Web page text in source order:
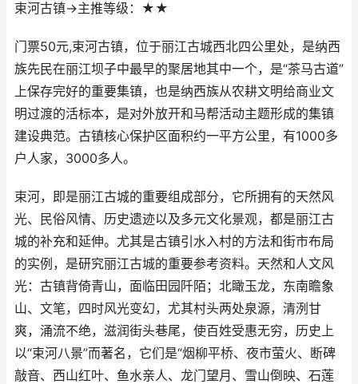
束河古镇→主推等级：★★
门票50元,束河古镇，位于丽江古城西北四公里处，是纳西
族先民在丽江坝子中最早的聚居地其中一个，是“茶马古道”
上保存完好的重要集镇，也是纳西族从农耕文明给商业文
明过渡的活标本，是对外放开和马帮活动主题形成的集镇
建设典范。古镇核心保护区面积约一平方公里，有1000多
户人家，3000多人。
束河，即是丽江古城的重要组成部分，它所拥有的天然风
光、民俗风情、历史遗迹以及多元文化景观，都是丽江古
城的补充和延伸。尤其是古镇引水入村的方法和街市布局
的实例，是研究丽江古城的重要参考资料。天然和人文风
光：古镇背倚青山，面临田园阡陌；北瞰玉龙，东南瞻象
山、文笔，四时风光变幻，尤其村头两处泉源，清洌甘
爽，涌流不绝，滋润街头巷尾，使百姓受惠无穷，历史上
以“束河八景”而著名，它们是“烟柳平桥、夜市萤火、断碑
敲音、西山红叶、鱼水亲人、龙门望月、雪山倒映、石莲